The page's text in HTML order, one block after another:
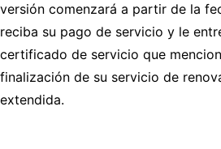
versión comenzará a partir de la
reciba su pago de servicio y le
certificado de servicio que
finalización de su servicio de
extendida.